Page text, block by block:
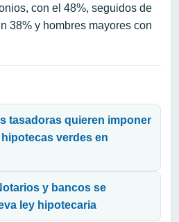
con el 48%, seguidos de
38% y hombres mayores con
tasadoras quieren imponer
verdes en
y bancos se
ley hipotecaria